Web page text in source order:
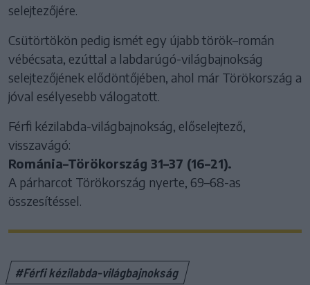
selejtezőjére.
Csütörtökön pedig ismét egy újabb török–román
vébécsata, ezúttal a labdarúgó-világbajnokság
selejtezőjének elődöntőjében, ahol már Törökország a
jóval esélyesebb válogatott.
Férfi kézilabda-világbajnokság, előselejtező,
visszavágó:
Románia–Törökország 31–37 (16–21).
A párharcot Törökország nyerte, 69–68-as
összesítéssel.
#Férfi kézilabda-világbajnokság